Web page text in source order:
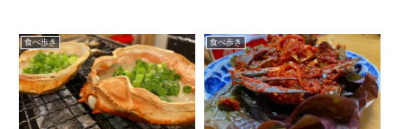
食べ歩き 食べ歩き